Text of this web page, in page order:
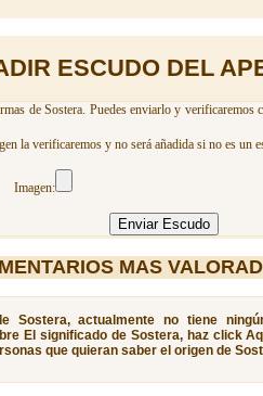
ESCUDO DEL
de Sostera. Puedes enviarlo y
la verificaremos y no será añadida si no es un
Imagen:
MAS
Sostera, actualmente no tiene
El significado de Sostera, haz click
que quieran saber el origen de